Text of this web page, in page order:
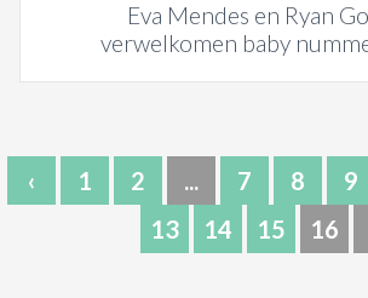
Eva Mendes en Ryan
verwelkomen baby
‹ 1 2 ... 7 8 9
13
14 15 16